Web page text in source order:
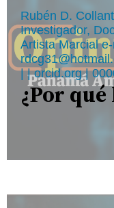
Rubén D.
Investigador,
Artista Marcial
| | orcid.org |
¿Por